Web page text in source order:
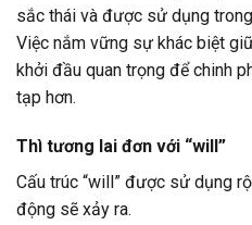
sắc thái và được sử dụng
Việc nắm vững sự khác biệt
khởi đầu quan trọng để chinh
tạp hơn.
Thì tương lai đơn với “will”
Cấu trúc “will” được sử dụng
động sẽ xảy ra.